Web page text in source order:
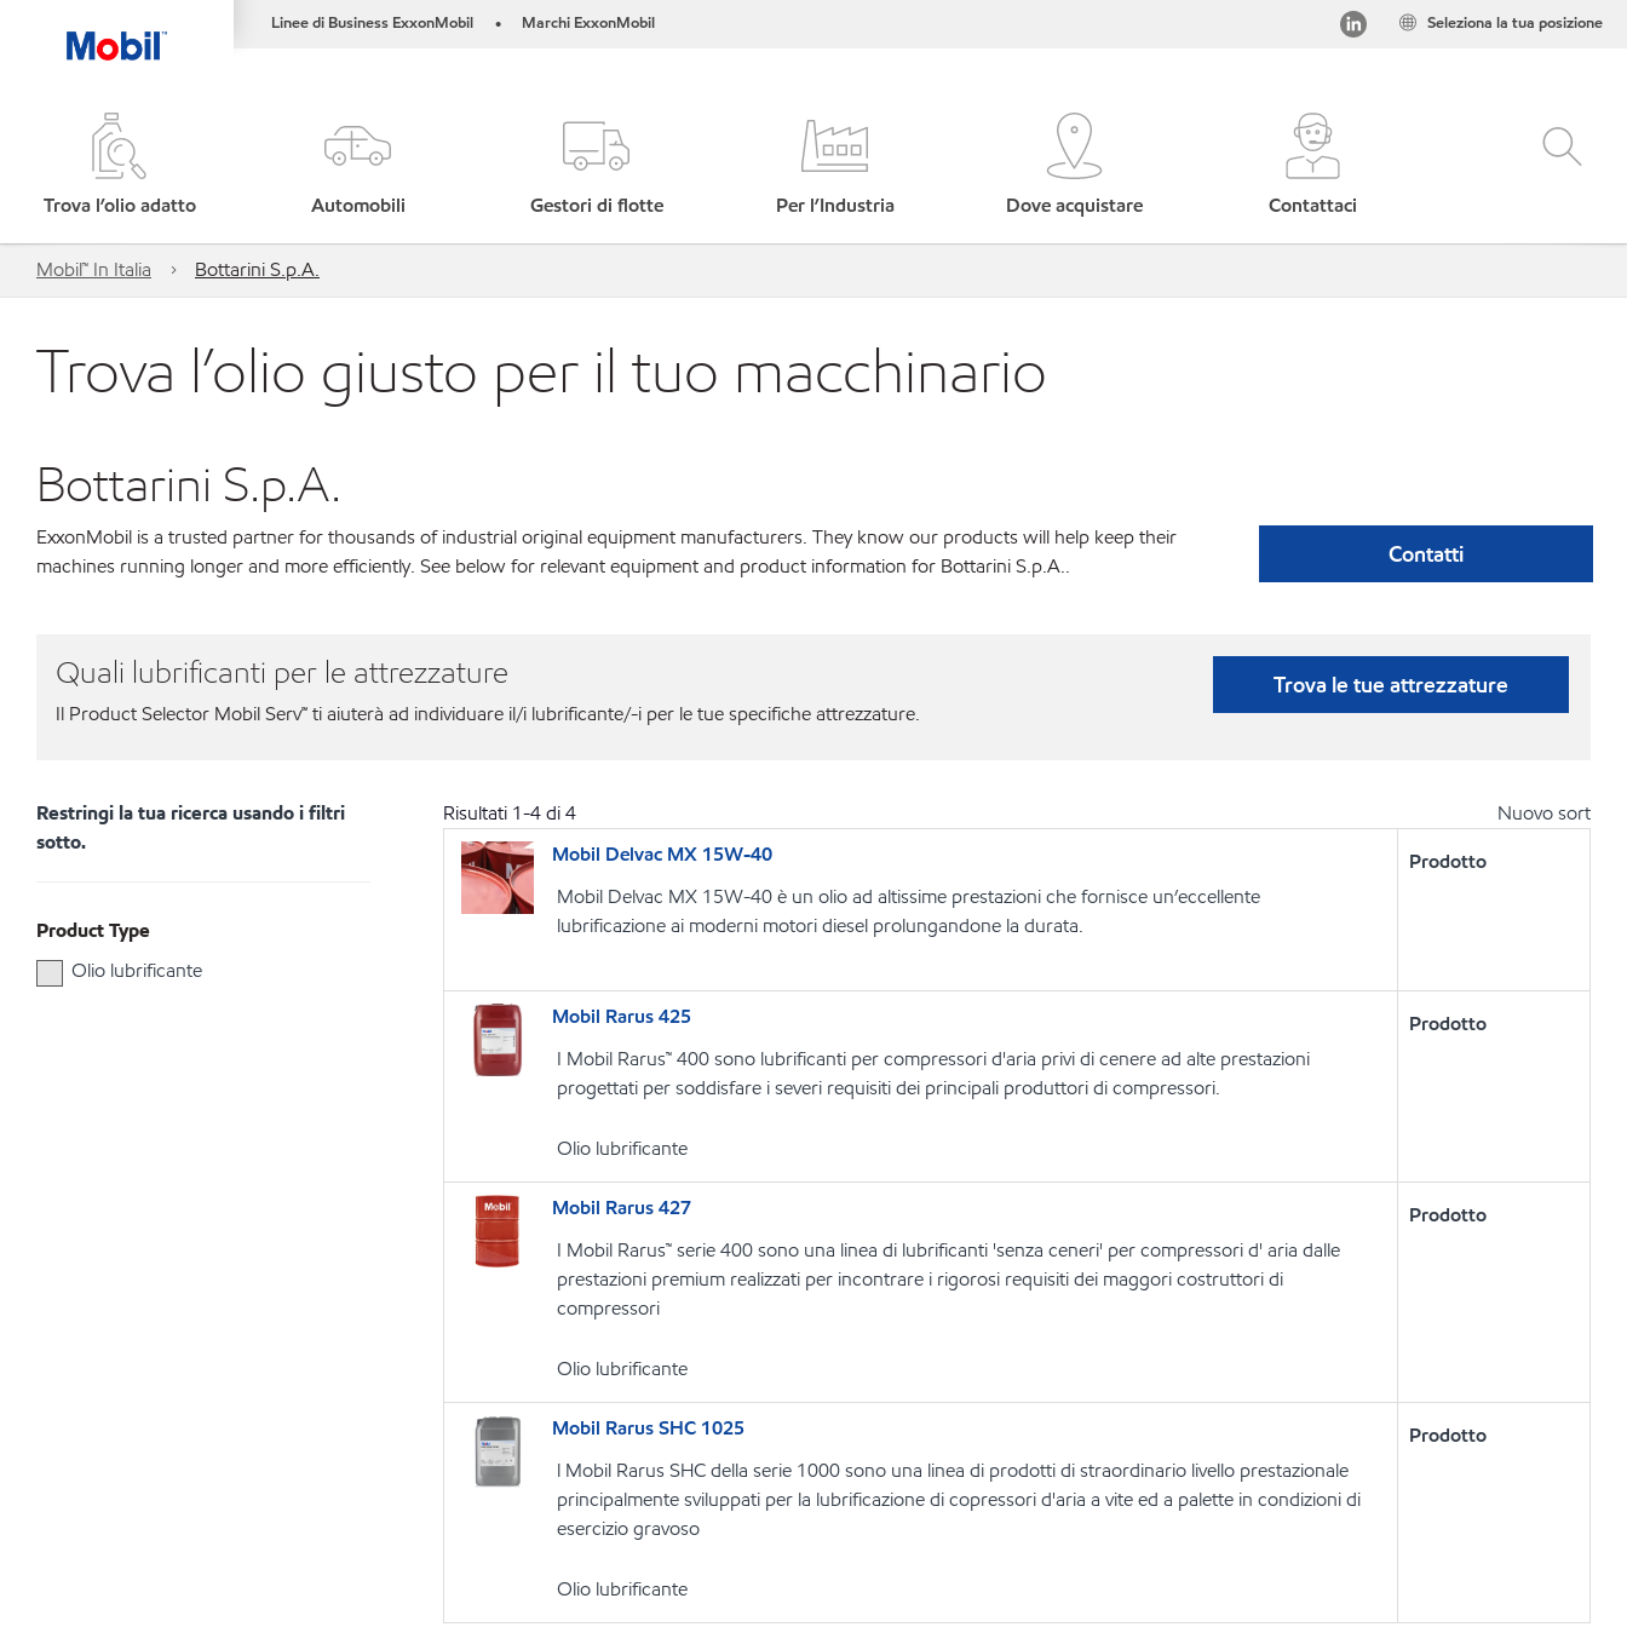
Linee di Business ExxonMobil • Marchi ExxonMobil Seleziona la tua posizione
Trova l’olio adatto Automobili Gestori di flotte Per l’Industria Dove acquistare Contattaci
Mobil™ In Italia Bottarini S.p.A.
Trova l’olio giusto per il tuo macchinario
Bottarini S.p.A.
ExxonMobil is a trusted partner for thousands of industrial original equipment manufacturers. They know our products will help keep their
machines running longer and more efficiently. See below for relevant equipment and product information for Bottarini S.p.A..
Contatti
Quali lubrificanti per le attrezzature
Il Product Selector Mobil Serv℠ ti aiuterà ad individuare il/i lubrificante/-i per le tue specifiche attrezzature.
Trova le tue attrezzature
Restringi la tua ricerca usando i filtri
sotto.
Product Type
Olio lubrificante
Risultati 1-4di4
Nuovo sort
Mobil Delvac MX 15W-40
Mobil Delvac MX 15W-40 è un olio ad altissime prestazioni che fornisce un’eccellente
lubrificazione ai moderni motori diesel prolungandone la durata.
Prodotto
Mobil Rarus 425
I Mobil Rarus™ 400 sono lubrificanti per compressori d'aria privi di cenere ad alte prestazioni
progettati per soddisfare i severi requisiti dei principali produttori di compressori.
Olio lubrificante
Prodotto
Mobil Rarus 427
I Mobil Rarus™ serie 400 sono una linea di lubrificanti 'senza ceneri' per compressori d' aria dalle
prestazioni premium realizzati per incontrare i rigorosi requisiti dei maggori costruttori di
compressori
Olio lubrificante
Prodotto
Mobil Rarus SHC 1025
l Mobil Rarus SHC della serie 1000 sono una linea di prodotti di straordinario livello prestazionale
principalmente sviluppati per la lubrificazione di copressori d'aria a vite ed a palette in condizioni di
esercizio gravoso
Olio lubrificante
Prodotto